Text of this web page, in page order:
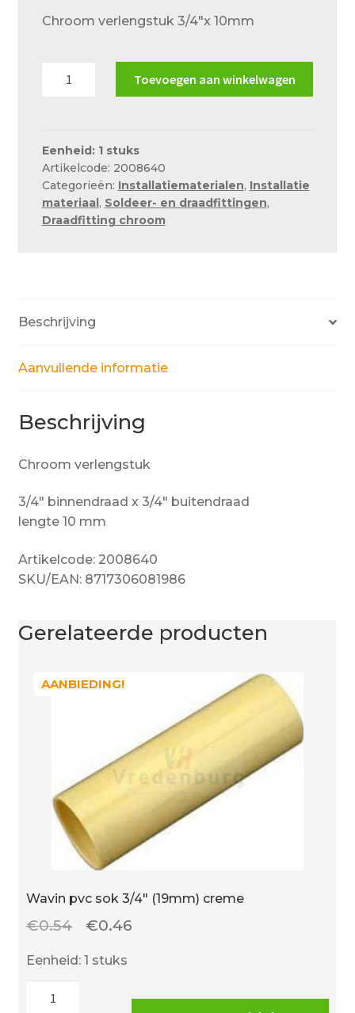
Ons team
Retouren – Geschillen – Garantie
Service en onderhoud
Showroom
Verzending en bezorging
Chroom verlengstuk 3/4″x 10mm
aantal
Toevoegen aan winkelwagen
Eenheid: 1 stuks
Artikelcode: 2008640
Categorieën: Installatiematerialen, Installatie
materiaal, Soldeer- en draadfittingen,
Draadfitting chroom
Beschrijving
Aanvullende informatie
Beschrijving
Chroom verlengstuk
3/4″ binnendraad x 3/4″ buitendraad
lengte 10 mm
Artikelcode: 2008640
SKU/EAN: 8717306081986
Gerelateerde producten
AANBIEDING!
Wavin pvc sok 3/4″ (19mm) creme
AANBIEDING!
€0.54
Oorspronkelijke
€0.46Huidige
€0.46.
Eenheid: 1 stuks